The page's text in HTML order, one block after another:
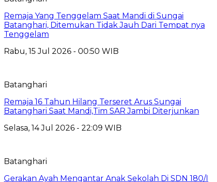
Remaja Yang Tenggelam Saat Mandi di Sungai
Batanghari, Ditemukan Tidak Jauh Dari Tempat nya
Tenggelam
Rabu, 15 Jul 2026 - 00:50 WIB
Batanghari
Remaja 16 Tahun Hilang Terseret Arus Sungai
Batanghari Saat Mandi,Tim SAR Jambi Diterjunkan
Selasa, 14 Jul 2026 - 22:09 WIB
Batanghari
Gerakan Ayah Mengantar Anak Sekolah Di SDN 180/I